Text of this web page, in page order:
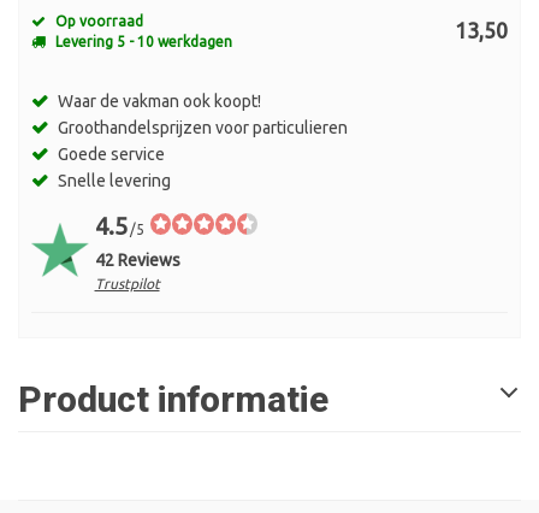
Op voorraad
Levering 5 - 10 werkdagen
13,50
Waar de vakman ook koopt!
Groothandelsprijzen voor particulieren
Goede service
Snelle levering
4.5 /5
42 Reviews
Trustpilot
Product informatie